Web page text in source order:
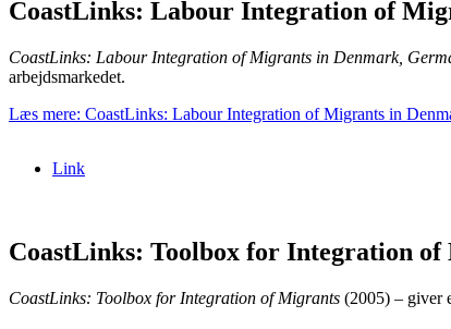
CoastLinks: Labour Integration of
CoastLinks: Labour Integration of Migrants in Denmark,
arbejdsmarkedet.
Læs mere: CoastLinks: Labour Integration of Migrants in
Link
CoastLinks: Toolbox for Integration
CoastLinks: Toolbox for Integration of Migrants (2005) – giver